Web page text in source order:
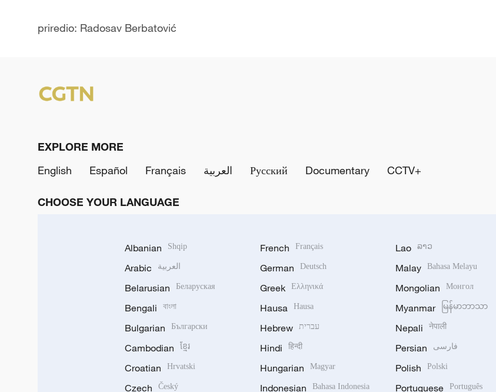
priredio: Radosav Berbatović
EXPLORE MORE
English
Español Français العربية Русский Documentary CCTV+
CHOOSE YOUR LANGUAGE
Albanian Shqip
Arabic العربية
Belarusian Беларуская
Bengali বাংলা
Bulgarian Български
Cambodian ខ្មែរ
Croatian Hrvatski
Czech Český
French Français
German Deutsch
Greek Ελληνικά
Hausa Hausa
Hebrew עברית
Hindi हिन्दी
Hungarian Magyar
Indonesian Bahasa Indonesia
Lao ລາວ
Malay Bahasa Melayu
Mongolian Монгол
Myanmar မြန်မာဘာသာ
Nepali नेपाली
Persian فارسی
Polish Polski
Portuguese Português